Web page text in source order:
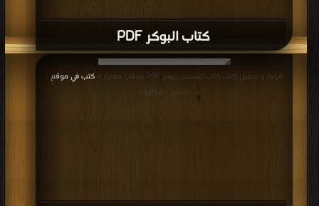
كتاب البوكر PDF
قراءة و تحميل كتاب كتاب تبسمت جهنم PDF مجانا | مكتبة > كتب في موقع
التحميل : مرة/مرات